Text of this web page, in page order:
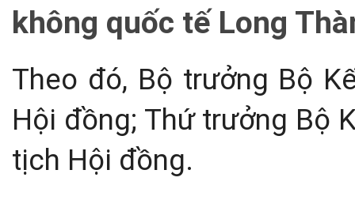
không quốc tế Long
Theo đó, Bộ trưởng Bộ
Hội đồng; Thứ trưởng Bộ
tịch Hội đồng.